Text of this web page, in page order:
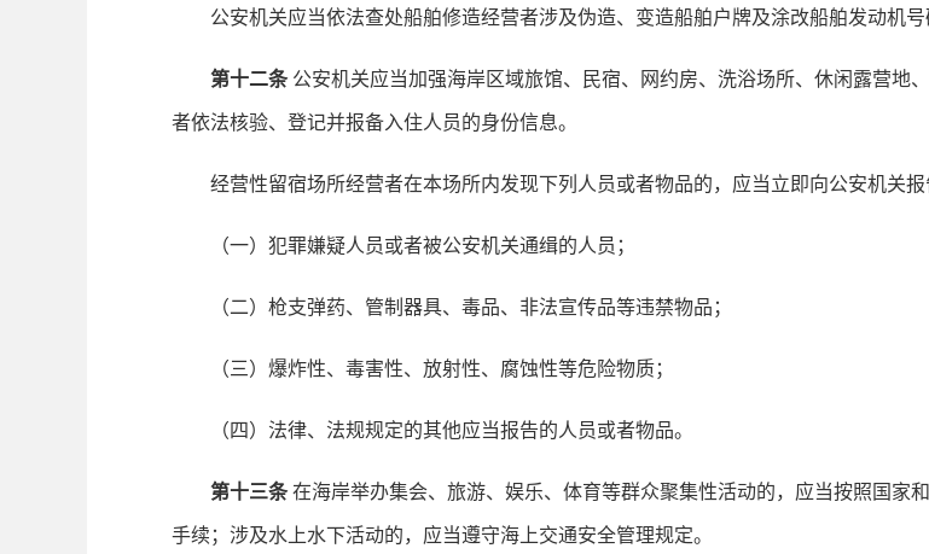
公安机关应当依法查处船舶修造经营者涉及伪造、变造船舶户牌及涂改船舶发动机号
第十二条公安机关应当加强海岸区域旅馆、民宿、网约房、洗浴场所、休闲露营地
者依法核验、登记并报备入住人员的身份信息。
经营性留宿场所经营者在本场所内发现下列人员或者物品的，应当立即向公安机关报
（一）犯罪嫌疑人员或者被公安机关通缉的人员；
（二）枪支弹药、管制器具、毒品、非法宣传品等违禁物品；
（三）爆炸性、毒害性、放射性、腐蚀性等危险物质；
（四）法律、法规规定的其他应当报告的人员或者物品。
第十三条在海岸举办集会、旅游、娱乐、体育等群众聚集性活动的，应当按照国家
手续；涉及水上水下活动的，应当遵守海上交通安全管理规定。